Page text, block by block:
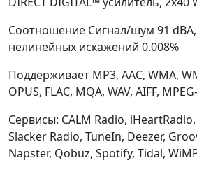
Соотношение Сигнал/шум 91
нелинейных искажений 0.008%
Поддерживает MP3, AAC, WMA,
OPUS, FLAC, MQA, WAV, AIFF,
Сервисы: CALM Radio,
Slacker Radio, TuneIn, Deezer,
Napster, Qobuz, Spotify, Tidal,